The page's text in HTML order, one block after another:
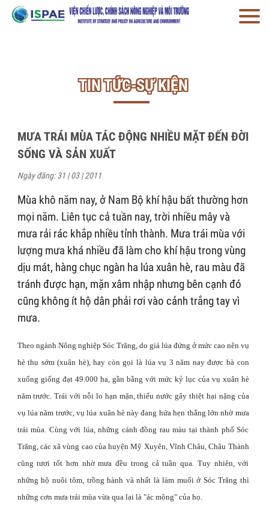
TIN TỨC-SỰ KIỆN
MƯA TRÁI MÙA TÁC ĐỘNG NHIỀU MẶT ĐẾN ĐỜI
SỐNG VÀ SẢN XUẤT
Ngày đăng: 31 | 03 | 2011
Mùa khô năm nay, ở Nam Bộ khí hậu bất thường hơn
mọi năm. Liên tục cả tuần nay, trời nhiều mây và
mưa rải rác khắp nhiều tỉnh thành. Mưa trái mùa với
lượng mưa khá nhiều đã làm cho khí hậu trong vùng
dịu mát, hàng chục ngàn ha lúa xuân hè, rau màu đã
tránh được hạn, mặn xâm nhập nhưng bên cạnh đó
cũng không ít hộ dân phải rơi vào cảnh trắng tay vì
mưa.
Theo ngành Nông nghiệp Sóc Trăng, do giá lúa đứng ở mức cao nên vụ
hè thu sớm (xuân hè), hay còn gọi là lúa vụ 3 năm nay được bà con
xuống giống đạt 49.000 ha, gần bằng với mức kỷ lục của vụ xuân hè
năm trước. Trái với nỗi lo hạn mặn, thiếu nước gây thiệt hại nặng của
vụ lúa năm trước, vụ lúa xuân hè này đang hứa hẹn thắng lớn nhờ mưa
trái mùa. Cùng với lúa, những cánh đồng rau màu tại thành phố Sóc
Trăng, các xã vùng cao của huyện Mỹ Xuyên, Vĩnh Châu, Châu Thành
cũng tươi tốt hơn nhờ mưa đều trong cả tuần qua. Tuy nhiên, với
những hộ nuôi tôm, trồng hành và nhất là làm muối ở Sóc Trăng thì
những cơn mưa trái mùa vừa qua lại là "ác mộng" của họ.